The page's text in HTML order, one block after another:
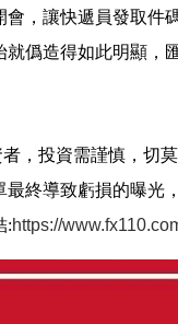
，讓快遞員發取件
僞造得如此明顯，
，投資需謹慎，切
終導致虧損的曝光
:https://